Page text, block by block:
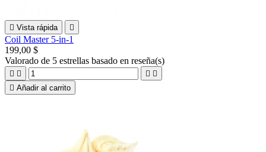
 Vista rápida 
Coil Master 5-in-1
199,00 $
Valorado de 5 estrellas basado en reseña(s)
   
 Añadir al carrito